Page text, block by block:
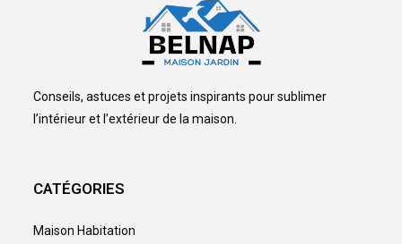
Conseils, astuces et projets inspirants pour sublimer
l’intérieur et l’extérieur de la maison.
CATÉGORIES
Maison Habitation